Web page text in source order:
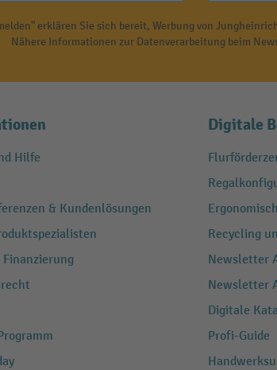
erklären Sie sich bereit, Werbung von
Nähere Informationen zur Datenverarbeitung beim
Hilfe
& Kundenlösungen
Finanzierung
Digitale
Recycling
Newsletter
Newsletter
Digitale
Profi-Guide